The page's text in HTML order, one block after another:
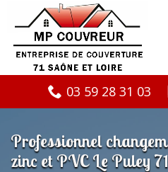
03 59 28 31 03
Professionnel
zinc et PVC Le Puley